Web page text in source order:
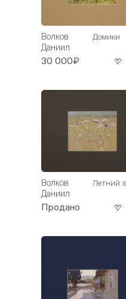
Волков
Даниил
Домики
30 000₽
Волков
Даниил
Летний
Продано